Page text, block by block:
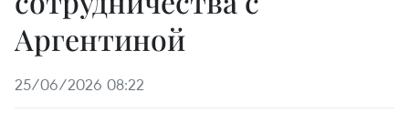
Аргентиной
25/06/2026 08:22